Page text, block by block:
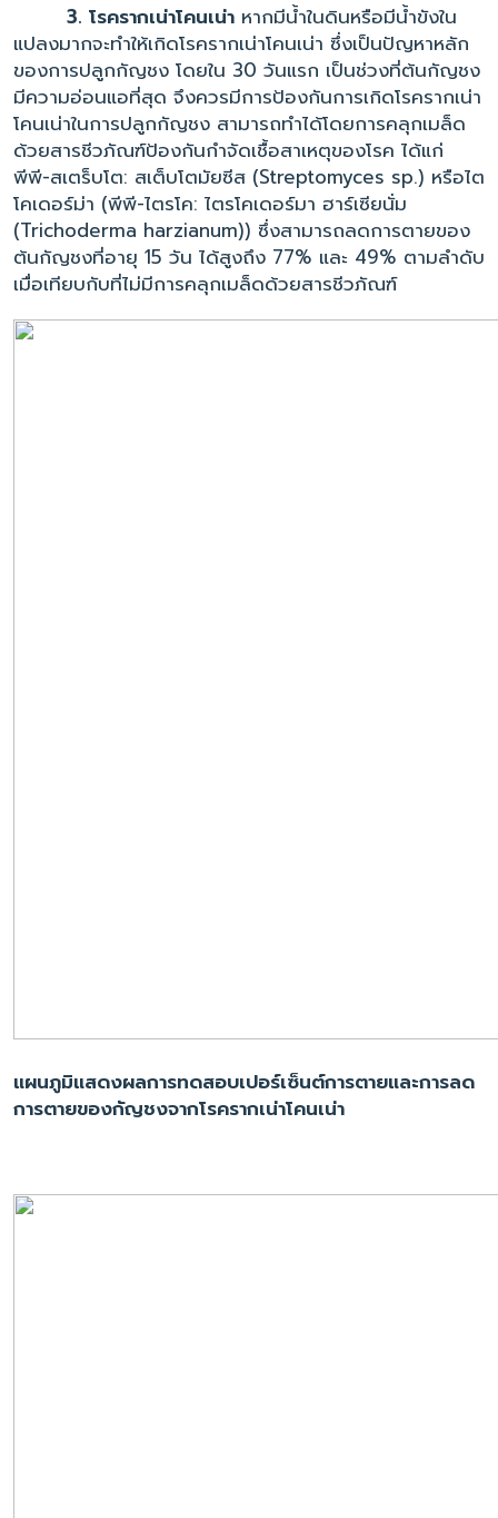
3. โรครากเน่าโคนเน่า หากมีน้ำในดินหรือมีน้ำขังใน
แปลงมากจะทำให้เกิดโรครากเน่าโคนเน่า ซึ่งเป็นปัญหาหลัก
ของการปลูกกัญชง โดยใน 30 วันแรก เป็นช่วงที่ต้นกัญชง
มีความอ่อนแอที่สุด จึงควรมีการป้องกันการเกิดโรครากเน่า
โคนเน่าในการปลูกกัญชง สามารถทำได้โดยการคลุกเมล็ด
ด้วยสารชีวภัณฑ์ป้องกันกำจัดเชื้อสาเหตุของโรค ได้แก่
พีพี-สเตร็บโต: สเต็บโตมัยซีส (Streptomyces sp.) หรือไต
โคเดอร์ม่า (พีพี-ไตรโค: ไตรโคเดอร์มา ฮาร์เซียนั่ม
(Trichoderma harzianum)) ซึ่งสามารถลดการตายของ
ต้นกัญชงที่อายุ 15 วัน ได้สูงถึง 77% และ 49% ตามลำดับ
เมื่อเทียบกับที่ไม่มีการคลุกเมล็ดด้วยสารชีวภัณฑ์
แผนภูมิแสดงผลการทดสอบเปอร์เซ็นต์การตายและการลด
การตายของกัญชงจากโรครากเน่าโคนเน่า